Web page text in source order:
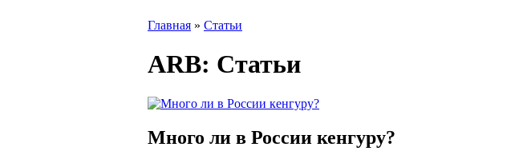
Главная » Статьи
ARB: Статьи
Много ли в России кенгуру?